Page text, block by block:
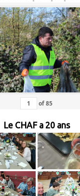
of85
Le CHAF a 20 ans